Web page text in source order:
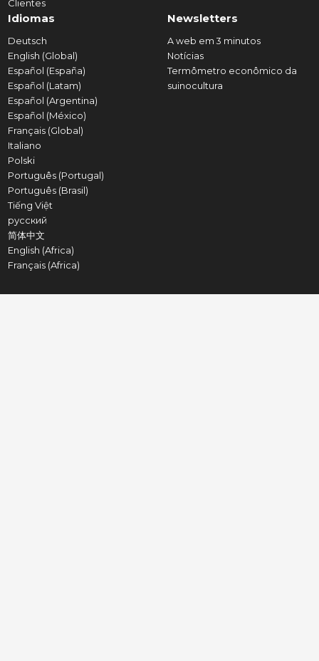
Clientes
Idiomas
Deutsch
English (Global)
Español (España)
Español (Latam)
Español (Argentina)
Español (México)
Français (Global)
Italiano
Polski
Português (Portugal)
Português (Brasil)
Tiếng Việt
русский
简体中文
English (Africa)
Français (Africa)
Newsletters
A web em 3 minutos
Notícias
Termômetro econômico da
suinocultura